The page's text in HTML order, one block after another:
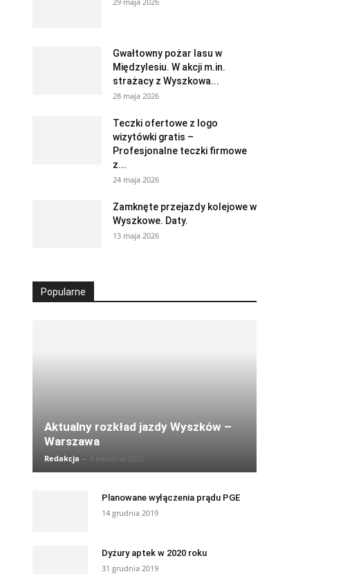
Gwałtowny pożar lasu w
Międzylesiu. W akcji m.in.
strażacy z Wyszkowa...
28 maja 2026
Teczki ofertowe z logo
wizytówki gratis –
Profesjonalne teczki firmowe
z...
24 maja 2026
Zamknęte przejazdy kolejowe w
Wyszkowe. Daty.
13 maja 2026
Popularne
Aktualny rozkład jazdy Wyszków –
Warszawa
Redakcja - 4 kwietnia 2022
Planowane wyłączenia prądu PGE
14 grudnia 2019
Dyżury aptek w 2020 roku
31 grudnia 2019